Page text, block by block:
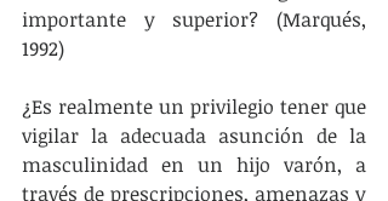
importante y superior? (Marqués,
1992)
¿Es realmente un privilegio tener que
vigilar la adecuada asunción de la
masculinidad en un hijo varón, a
través de prescripciones, amenazas y